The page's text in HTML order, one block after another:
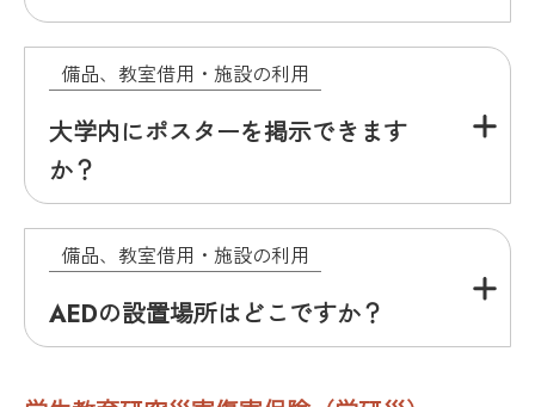
備品、教室借用・施設の利用
大学内にポスターを掲示できます
か？
備品、教室借用・施設の利用
AEDの設置場所はどこですか？